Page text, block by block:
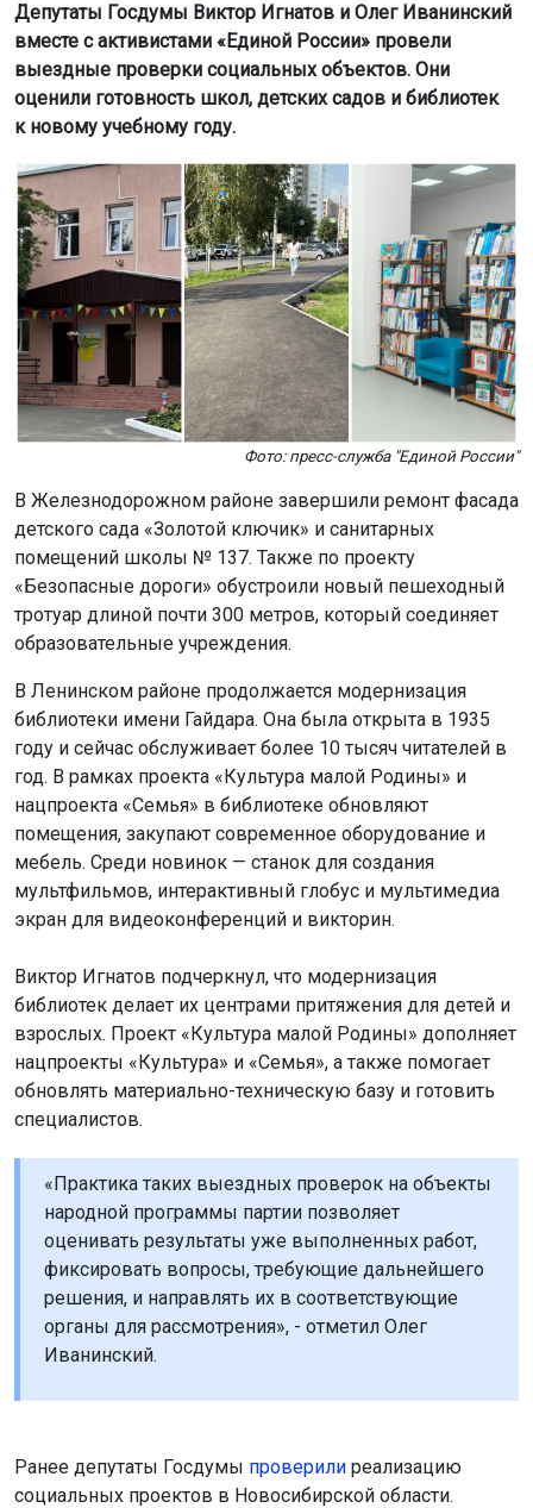
Депутаты Госдумы Виктор Игнатов и Олег Иванинский
вместе с активистами «Единой России» провели
выездные проверки социальных объектов. Они
оценили готовность школ, детских садов и библиотек
к новому учебному году.
Фото: пресс-служба "Единой России"
В Железнодорожном районе завершили ремонт фасада
детского сада «Золотой ключик» и санитарных
помещений школы № 137. Также по проекту
«Безопасные дороги» обустроили новый пешеходный
тротуар длиной почти 300 метров, который соединяет
образовательные учреждения.
В Ленинском районе продолжается модернизация
библиотеки имени Гайдара. Она была открыта в 1935
году и сейчас обслуживает более 10 тысяч читателей в
год. В рамках проекта «Культура малой Родины» и
нацпроекта «Семья» в библиотеке обновляют
помещения, закупают современное оборудование и
мебель. Среди новинок — станок для создания
мультфильмов, интерактивный глобус и мультимедиа
экран для видеоконференций и викторин.
Виктор Игнатов подчеркнул, что модернизация
библиотек делает их центрами притяжения для детей и
взрослых. Проект «Культура малой Родины» дополняет
нацпроекты «Культура» и «Семья», а также помогает
обновлять материально-техническую базу и готовить
специалистов.
«Практика таких выездных проверок на объекты
народной программы партии позволяет
оценивать результаты уже выполненных работ,
фиксировать вопросы, требующие дальнейшего
решения, и направлять их в соответствующие
органы для рассмотрения», - отметил Олег
Иванинский.
Ранее депутаты Госдумы проверили реализацию
социальных проектов в Новосибирской области.